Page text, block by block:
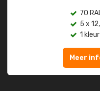
70
5 x
1
Meer